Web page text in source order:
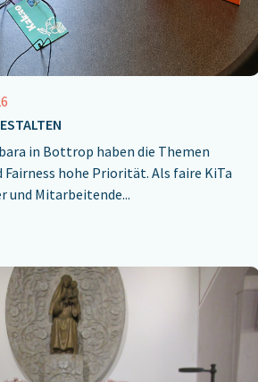
in Bottrop haben die Themen
hohe Priorität. Als faire ‎KiTa
und Mitarbeitende...